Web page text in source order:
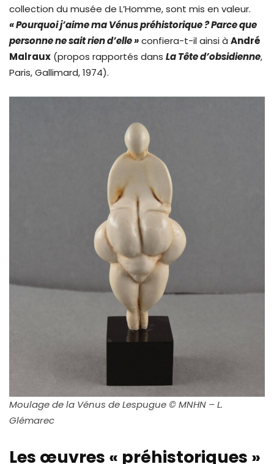
collection du musée de L’Homme, sont mis en valeur.
« Pourquoi j’aime ma Vénus préhistorique ? Parce que
personne ne sait rien d’elle »confiera-t-il ainsi à André
Malraux (propos rapportés dans La Têted’obsidienne,
Paris, Gallimard, 1974).
Moulage de la Vénus de Lespugue © MNHN – L.
Glémarec
Les œuvres « préhistoriques »